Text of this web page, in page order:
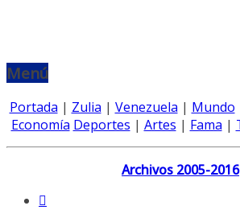
Menú
Portada | Zulia | Venezuela | Mundo
Economía Deportes | Artes | Fama |
Archivos 2005-2016